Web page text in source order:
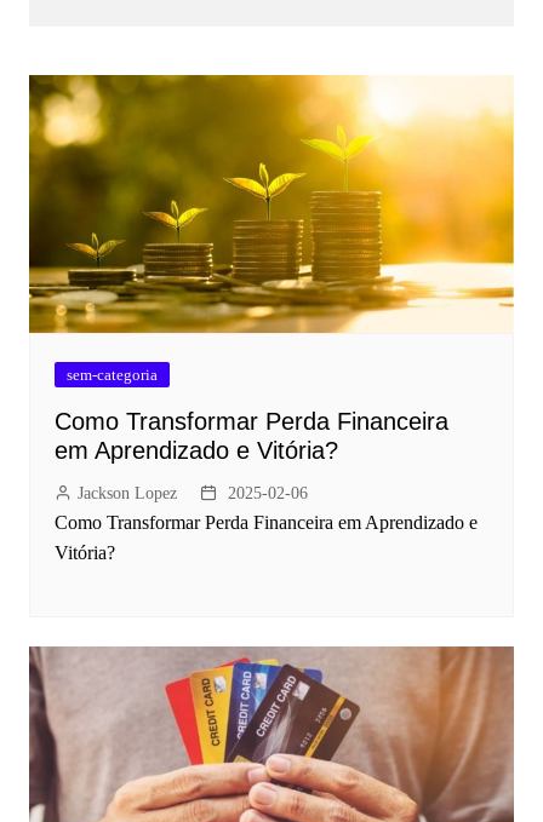
sem-categoria
Como Transformar Perda Financeira
em Aprendizado e Vitória?
Jackson Lopez 2025-02-06
Como Transformar Perda Financeira em Aprendizado e
Vitória?